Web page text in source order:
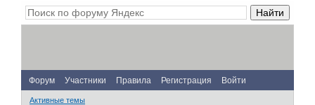
Форум Участники Правила Регистрация Войти
Активные темы